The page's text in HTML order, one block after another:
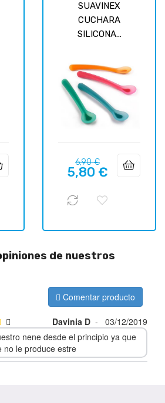
SUAVINEX
CUCHARA
SILICONA...
Precio
regular
6,90 €Precio
5,80 €
de nuestros
Comentar producto
Davinia D -
03/12/2019
nene desde el principio ya que
no le produce estre